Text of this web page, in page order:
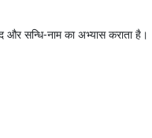
और सन्धि-नाम का अभ्यास कराता है।